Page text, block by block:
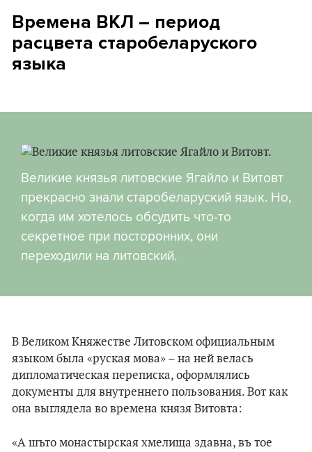
Времена ВКЛ – период
расцвета старобеларуского
языка
Великие князья литовские Ягайло и Витовт
прекрасно знали старобеларуский язык. Но,
когда им хотелось обсудить что-то
секретное при посторонних, они
переходили на литовский.
В Великом Княжестве Литовском официальным
языком была «руская мова» – на ней велась
дипломатическая переписка, оформлялись
документы для внутреннего пользования. Вот как
она выглядела во времена князя Витовта:
«А шъто монастырская хмелища здавна, въ тое